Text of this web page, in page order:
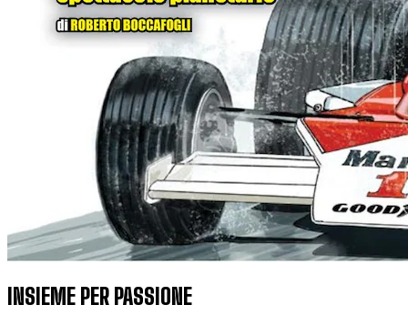
INSIEME PER PASSIONE